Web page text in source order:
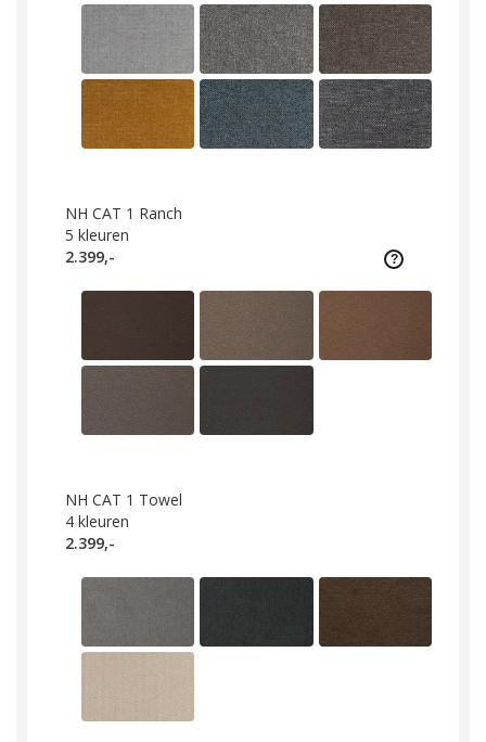
NH CAT 1 Ranch
5 kleuren
2.399,-
NH CAT 1 Towel
4 kleuren
2.399,-